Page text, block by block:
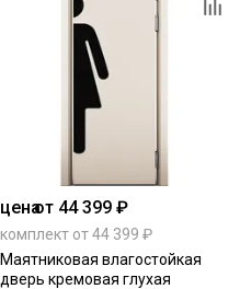
ценаот 44 399 ₽
комплект от 44 399 ₽
Маятниковая влагостойкая
дверь кремовая глухая